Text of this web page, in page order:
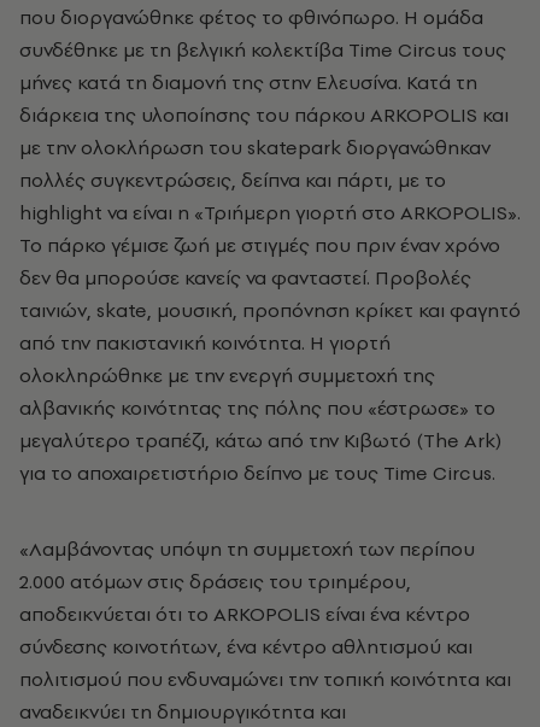
που διοργανώθηκε φέτος το φθινόπωρο. Η ομάδα
συνδέθηκε με τη βελγική κολεκτίβα Time Circus τους
μήνες κατά τη διαμονή της στην Ελευσίνα. Κατά τη
διάρκεια της υλοποίησης του πάρκου ARKOPOLIS και
με την ολοκλήρωση του skatepark διοργανώθηκαν
πολλές συγκεντρώσεις, δείπνα και πάρτι, με το
highlight να είναι η «Τριήμερη γιορτή στο ARKOPOLIS».
Το πάρκο γέμισε ζωή με στιγμές που πριν έναν χρόνο
δεν θα μπορούσε κανείς να φανταστεί. Προβολές
ταινιών, skate, μουσική, προπόνηση κρίκετ και φαγητό
από την πακιστανική κοινότητα. Η γιορτή
ολοκληρώθηκε με την ενεργή συμμετοχή της
αλβανικής κοινότητας της πόλης που «έστρωσε» το
μεγαλύτερο τραπέζι, κάτω από την Κιβωτό (The Ark)
για το αποχαιρετιστήριο δείπνο με τους Time Circus.
«Λαμβάνοντας υπόψη τη συμμετοχή των περίπου
2.000 ατόμων στις δράσεις του τριημέρου,
αποδεικνύεται ότι το ARKOPOLIS είναι ένα κέντρο
σύνδεσης κοινοτήτων, ένα κέντρο αθλητισμού και
πολιτισμού που ενδυναμώνει την τοπική κοινότητα και
αναδεικνύει τη δημιουργικότητα και